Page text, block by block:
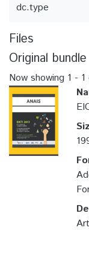
dc.type
Files
Original bundle
Now showing 1 - 1